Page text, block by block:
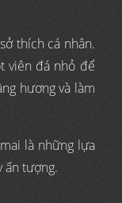
thích cá nhân.
viên đá nhỏ để
hương và làm
là những lựa
ấn tượng.